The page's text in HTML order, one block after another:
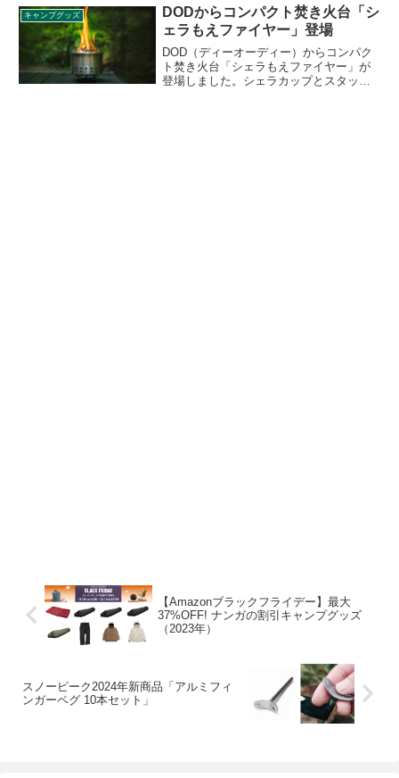
の“TYPOGRAFFITI”を施した特別仕様と
なって登場します。詳細をレビューしま
す。
キャンプグッズ
DODからコンパクト焚き火台「シ
ェラもえファイヤー」登場
DOD（ディーオーディー）からコンパク
ト焚き火台「シェラもえファイヤー」が
登場しました。シェラカップとスタッキ
【Amazonブラックフライデー】最大
37%OFF! ナンガの割引キャンプグッズ
（2023年）
スノーピーク2024年新商品「アルミフィ
ンガーペグ 10本セット」